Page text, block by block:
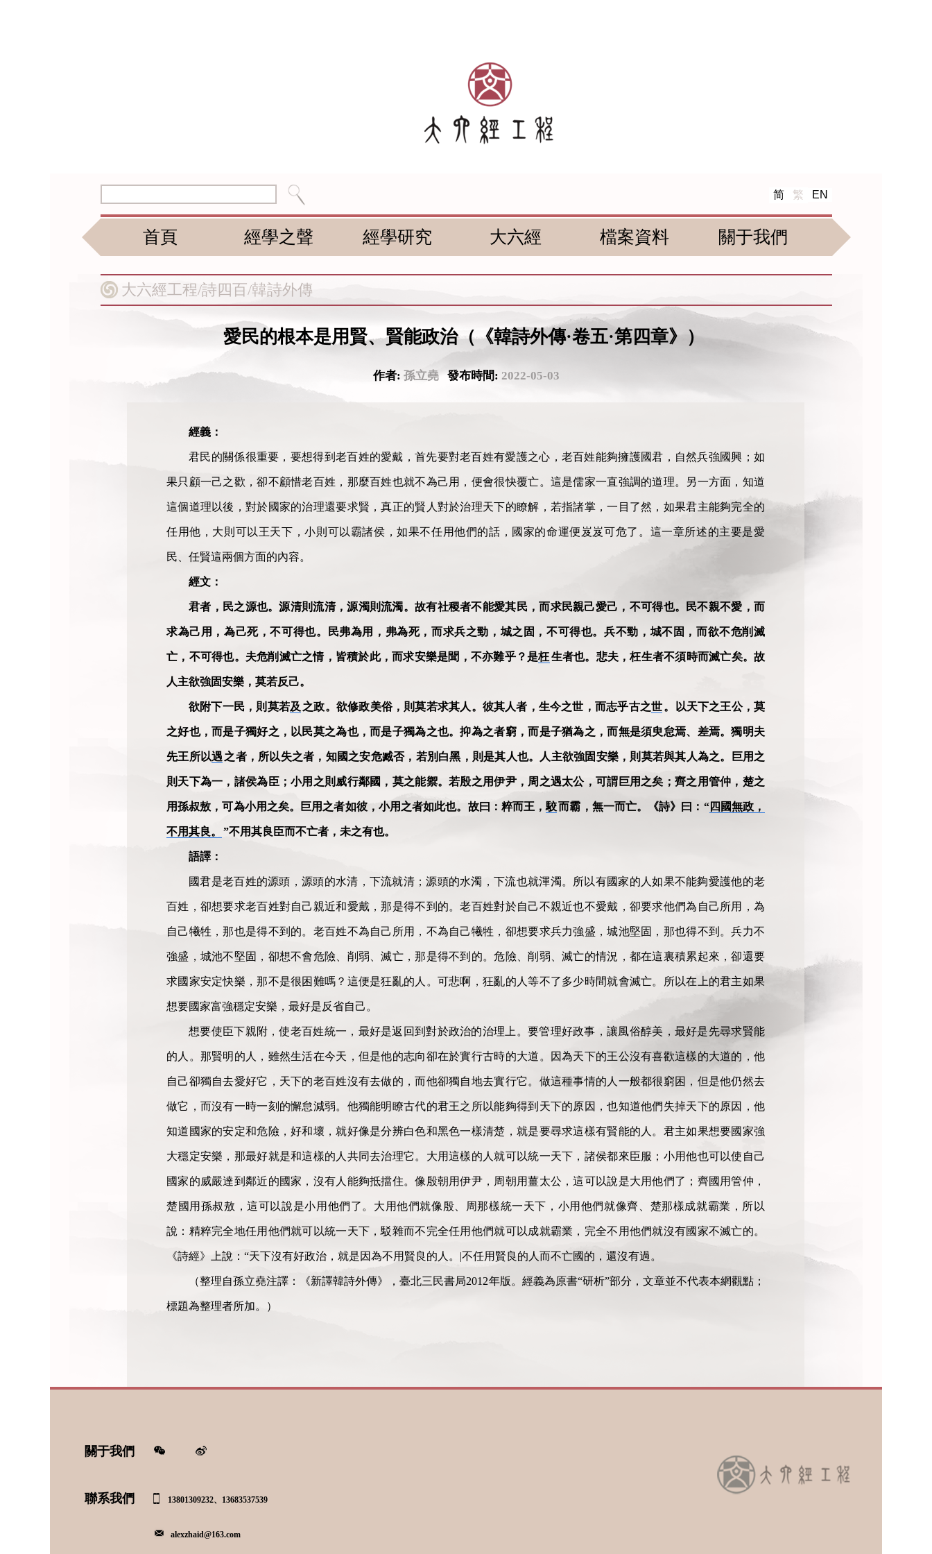
简 繁 EN
首頁 經學之聲 經學研究 大六經 檔案資料 關于我們
大六經工程/詩四百/韓詩外傳
愛民的根本是用賢、賢能政治（《韓詩外傳·卷五·第四章》） ​
作者: 孫立堯發布時間: 2022-05-03
經義：
君民的關係很重要，要想得到老百姓的愛戴，首先要對老百姓有愛護之心，老百姓能夠擁護國君，自然兵強國興；如
果只顧一己之歡，卻不顧惜老百姓，那麼百姓也就不為己用，便會很快覆亡。這是儒家一直強調的道理。另一方面，知道
這個道理以後，對於國家的治理還要求賢，真正的賢人對於治理天下的瞭解，若指諸掌，一目了然，如果君主能夠完全的
任用他，大則可以王天下，小則可以霸諸侯，如果不任用他們的話，國家的命運便岌岌可危了。這一章所述的主要是愛
民、任賢這兩個方面的內容。
經文：
君者，民之源也。源清則流清，源濁則流濁。故有社稷者不能愛其民，而求民親己愛己，不可得也。民不親不愛，而
求為己用，為己死，不可得也。民弗為用，弗為死，而求兵之勁，城之固，不可得也。兵不勁，城不固，而欲不危削滅
亡，不可得也。夫危削滅亡之情，皆積於此，而求安樂是聞，不亦難乎？是枉生者也。悲夫，枉生者不須時而滅亡矣。故
人主欲強固安樂，莫若反己。
欲附下一民，則莫若及 之政。欲修政美俗，則莫若求其人。彼其人者，生今之世，而志乎古之世。以天下之王公，莫
之好也，而是子獨好之，以民莫之為也，而是子獨為之也。抑為之者窮，而是子猶為之，而無是須臾怠焉、差焉。獨明夫
先王所以遇 之者，所以失之者，知國之安危臧否，若別白黑，則是其人也。人主欲強固安樂，則莫若與其人為之。巨用之
則天下為一，諸侯為臣；小用之則威行鄰國，莫之能禦。若殷之用伊尹，周之遇太公，可謂巨用之矣；齊之用管仲，楚之
用孫叔敖，可為小用之矣。巨用之者如彼，小用之者如此也。故曰：粹而王，駮而霸，無一而亡。《詩》曰：“四國無政，
不用其良。 ”不用其良臣而不亡者，未之有也。
語譯：
國君是老百姓的源頭，源頭的水清，下流就清；源頭的水濁，下流也就渾濁。所以有國家的人如果不能夠愛護他的老
百姓，卻想要求老百姓對自己親近和愛戴，那是得不到的。老百姓對於自己不親近也不愛戴，卻要求他們為自己所用，為
自己犧牲，那也是得不到的。老百姓不為自己所用，不為自己犧牲，卻想要求兵力強盛，城池堅固，那也得不到。兵力不
強盛，城池不堅固，卻想不會危險、削弱、滅亡，那是得不到的。危險、削弱、滅亡的情況，都在這裏積累起來，卻還要
求國家安定快樂，那不是很困難嗎？這便是狂亂的人。可悲啊，狂亂的人等不了多少時間就會滅亡。所以在上的君主如果
想要國家富強穩定安樂，最好是反省自己。
想要使臣下親附，使老百姓統一，最好是返回到對於政治的治理上。要管理好政事，讓風俗醇美，最好是先尋求賢能
的人。那賢明的人，雖然生活在今天，但是他的志向卻在於實行古時的大道。因為天下的王公沒有喜歡這樣的大道的，他
自己卻獨自去愛好它，天下的老百姓沒有去做的，而他卻獨自地去實行它。做這種事情的人一般都很窮困，但是他仍然去
做它，而沒有一時一刻的懈怠減弱。他獨能明瞭古代的君王之所以能夠得到天下的原因，也知道他們失掉天下的原因，他
知道國家的安定和危險，好和壞，就好像是分辨白色和黑色一樣清楚，就是要尋求這樣有賢能的人。君主如果想要國家強
大穩定安樂，那最好就是和這樣的人共同去治理它。大用這樣的人就可以統一天下，諸侯都來臣服；小用他也可以使自己
國家的威嚴達到鄰近的國家，沒有人能夠抵擋住。像殷朝用伊尹，周朝用薑太公，這可以說是大用他們了；齊國用管仲，
楚國用孫叔敖，這可以說是小用他們了。大用他們就像殷、周那樣統一天下，小用他們就像齊、楚那樣成就霸業，所以
說：精粹完全地任用他們就可以統一天下，駁雜而不完全任用他們就可以成就霸業，完全不用他們就沒有國家不滅亡的。
《詩經》上說：“天下沒有好政治，就是因為不用賢良的人。|不任用賢良的人而不亡國的，還沒有過。
（整理自孫立堯注譯：《新譯韓詩外傳》，臺北三民書局2012年版。經義為原書“研析”部分，文章並不代表本網觀點；
標題為整理者所加。）
關于我們
聯系我們 13801309232、13683537539
alexzhaid@163.com